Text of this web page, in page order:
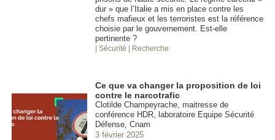
dur » que l’Italie a mis en place contre les
chefs mafieux et les terroristes est la référence
choisie par le gouvernement. Est-elle
pertinente ?
| Sécurité | Recherche
Ce que va changer la proposition de loi
contre le narcotrafic
Clotilde Champeyrache, maitresse de
conférence HDR, laboratoire Equipe Sécurité
Défense, Cnam
3 février 2025